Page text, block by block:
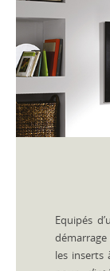
Equipés
les inserts